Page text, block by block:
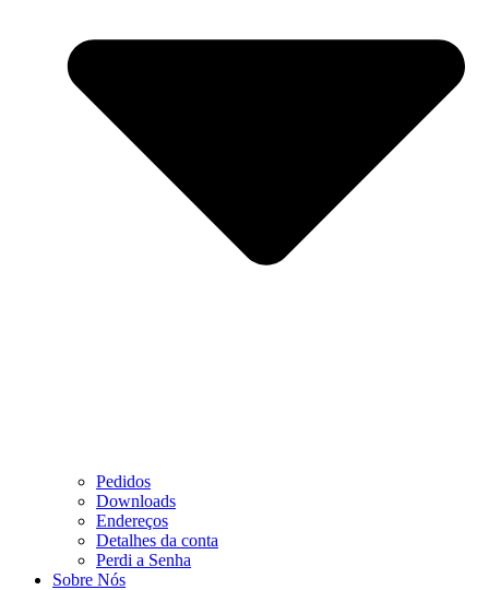
Pedidos
Downloads
Endereços
Detalhes da conta
Perdi a Senha
Sobre Nós